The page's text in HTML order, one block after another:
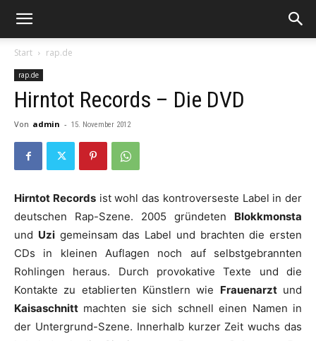
Start rap.de
rap.de
Hirntot Records – Die DVD
Von admin - 15. November 2012
Hirntot Recordsist wohl das kontroverseste Label in der
deutschen Rap-Szene. 2005 gründeten Blokkmonsta
und Uzigemeinsam das Label und brachten die ersten
CDs in kleinen Auflagen noch auf selbstgebrannten
Rohlingen heraus. Durch provokative Texte und die
Kontakte zu etablierten Künstlern wie Frauenarztund
Kaisaschnitt machten sie sich schnell einen Namen in
der Untergrund-Szene. Innerhalb kurzer Zeit wuchs das